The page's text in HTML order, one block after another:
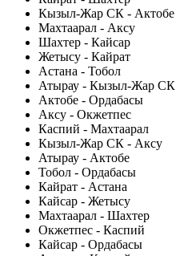
Кызыл-Жар СК - Актобе
Махтаарал - Аксу
Шахтер - Кайсар
Жетысу - Кайрат
Астана - Тобол
Атырау - Кызыл-Жар СК
Актобе - Ордабасы
Аксу - Окжетпес
Каспий - Махтаарал
Кызыл-Жар СК - Аксу
Атырау - Актобе
Тобол - Ордабасы
Кайрат - Астана
Кайсар - Жетысу
Махтаарал - Шахтер
Окжетпес - Каспий
Кайсар - Ордабасы